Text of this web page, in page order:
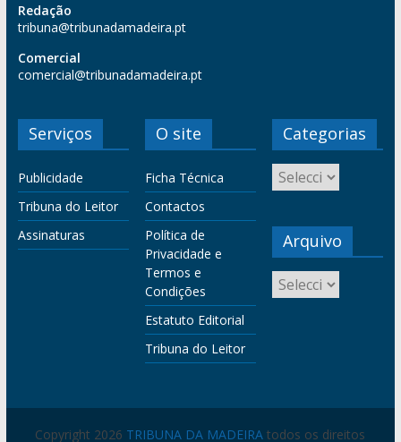
Redação
tribuna@tribunadamadeira.pt
Comercial
comercial@tribunadamadeira.pt
Serviços
Publicidade
Tribuna do Leitor
Assinaturas
O site
Ficha Técnica
Contactos
Política de
Privacidade e
Termos e
Condições
Estatuto Editorial
Tribuna do Leitor
Categorias
Arquivo
Copyright 2026 TRIBUNA DA MADEIRA todos os direitos